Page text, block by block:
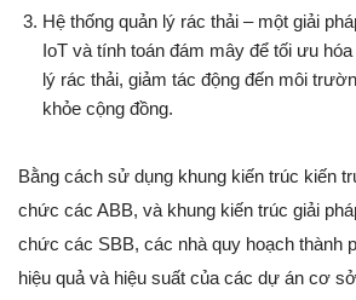
Hệ thống quản lý rác thải – một giải
IoT và tính toán đám mây để tối ưu
lý rác thải, giảm tác động đến môi
khỏe cộng đồng.
Bằng cách sử dụng khung kiến trúc kiến
chức các ABB, và khung kiến trúc giải
chức các SBB, các nhà quy hoạch thành
hiệu quả và hiệu suất của các dự án cơ